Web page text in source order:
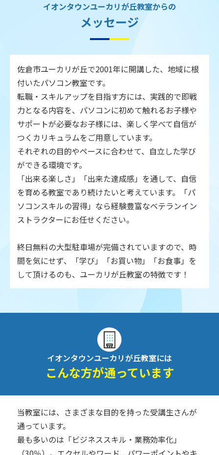
イオンタウンユーカリが丘教室からの
メッセージ
佐倉市ユーカリが丘で2001年に開講した、地域に根
付いたパソコン教室です。
転職・スキルアップを目指す方には、実践的で即戦
力となる内容を、パソコンに初めて触れるお子様や
サポートが必要なお子様には、楽しく学べて自信が
つくカリキュラムをご用意しています。
それぞれの目的やペースに合わせて、自立した学び
ができる環境です。
「出来る楽しさ」「出来た達成感」を通して、自信
を育める教室であり続けたいと考えています。「パ
ソコンスキルの習得」なら経験豊富なベテランイン
ストラクターにお任せください。
終日無料の大型駐車場が完備されていますので、時
間を気にせず、「学び」「お買い物」「お食事」を
して頂けるのも、ユーカリが丘教室の特徴です！
イオンタウンユーカリが丘教室には
こんな方が通っています
当教室には、さまざまな目的を持った受講生さんが
通っています。
最も多いのは「ビジネススキル・業務効率化」